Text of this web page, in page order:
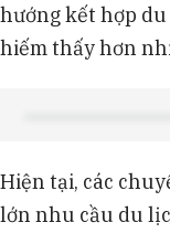
hướng kết hợp
hiếm thấy hơn
Hiện tại, các
lớn nhu cầu du